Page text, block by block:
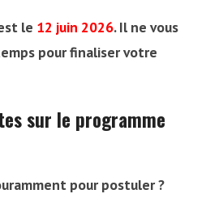
le 12 juin 2026. Il ne vous
pour finaliser votre
sur le programme
pour postuler ?